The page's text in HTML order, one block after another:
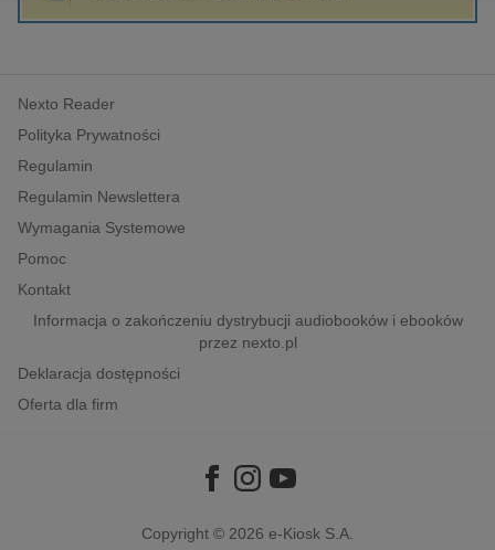
komputery, internet, technologie, informatyka
polityka, społeczno-informacyjne
psychologiczne
inne
popularno-naukowe
historia
Nexto Reader
Polityka Prywatności
Regulamin
Regulamin Newslettera
Wymagania Systemowe
Pomoc
Kontakt
Informacja o zakończeniu dystrybucji audiobooków i ebooków
przez nexto.pl
Deklaracja dostępności
Oferta dla firm
Copyright © 2026 e-Kiosk S.A.